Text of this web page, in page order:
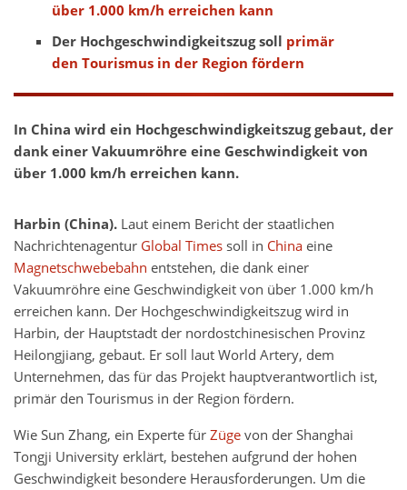
über 1.000 km/h erreichen kann
Der Hochgeschwindigkeitszug soll primär
den Tourismus in der Region fördern
In China wird ein Hochgeschwindigkeitszug gebaut, der
dank einer Vakuumröhre eine Geschwindigkeit von
über 1.000 km/h erreichen kann.
Harbin (China). Laut einem Bericht der staatlichen
Nachrichtenagentur Global Timessoll in China eine
Magnetschwebebahn entstehen, die dank einer
Vakuumröhre eine Geschwindigkeit von über 1.000 km/h
erreichen kann. Der Hochgeschwindigkeitszug wird in
Harbin, der Hauptstadt der nordostchinesischen Provinz
Heilongjiang, gebaut. Er soll laut World Artery, dem
Unternehmen, das für das Projekt hauptverantwortlich ist,
primär den Tourismus in der Region fördern.
Wie Sun Zhang, ein Experte fürZügevon der Shanghai
Tongji University erklärt, bestehen aufgrund der hohen
Geschwindigkeit besondere Herausforderungen. Um die